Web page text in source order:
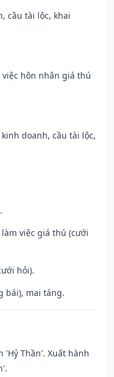
cầu tài lộc, khai
việc hôn nhân giá thú
doanh, cầu tài lộc,
việc giá thú (cưới
hỏi).
bái), mai táng.
'Hỷ Thần'. Xuất hành